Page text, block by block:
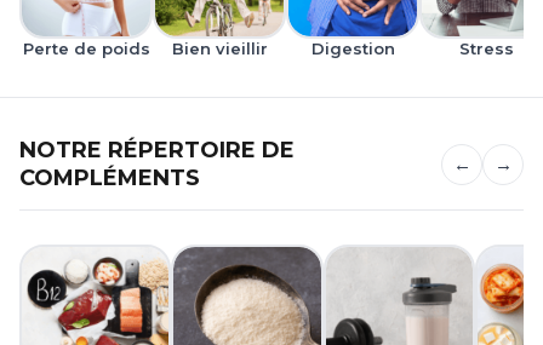
Perte de poids Bien vieillir Digestion Stress
NOTRE RÉPERTOIRE DE
COMPLÉMENTS
← →